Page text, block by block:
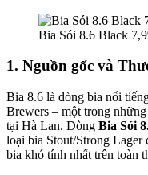
Bia Sói 8.6 Black
1. Nguồn gốc và
Bia 8.6 là dòng bia nổi
Brewers – một trong
tại Hà Lan. Dòng Bia Sói
loại bia Stout/Strong Lager
bia khó tính nhất trên toàn